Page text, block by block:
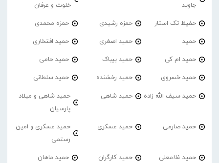
جاوید
خلوت و عرفان
حفیظ تک استار حمزه رشیدی حمزه محمدی
حمید حمید اصغری حمید افتخاری
حمید ام کی حمید بیباک حمید حامی
حمید خسروی حمید رخشنده حمید سلطانی
حمید سیف الله زاده حمید شاهی
حمید شاهی و میلاد
پارسیان
حمید صارمی حمید عسکری
حمید عسکری و امین
رستمی
حمید غلامعلی حمید کارگران حمید ماهان